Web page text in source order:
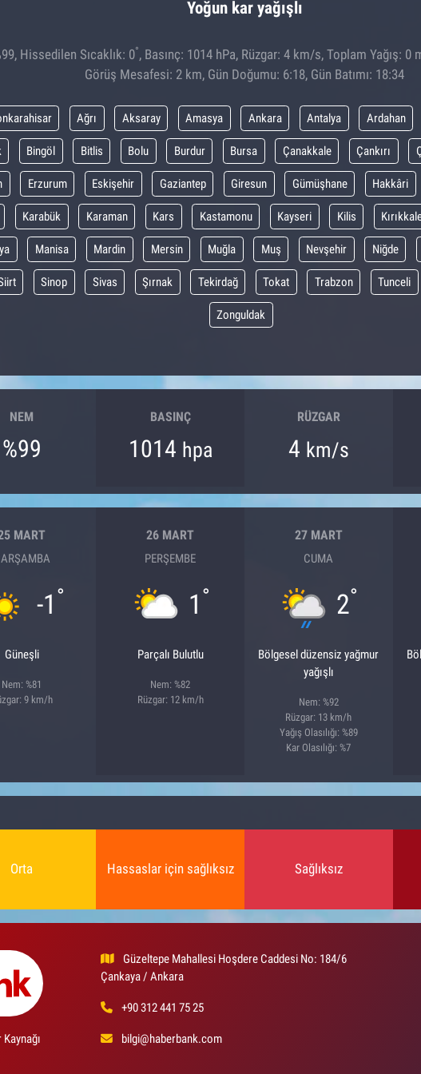
Yoğun kar yağışlı
Hissedilen Sıcaklık: 0°, Basınç: 1014 hPa, Rüzgar: 4 km/s, Toplam Yağış: 0
Görüş Mesafesi: 2 km, Gün Doğumu: 6:18, Gün Batımı: 18:34
Ağrı Aksaray Amasya Ankara Antalya Ardahan
Bingöl Bitlis Bolu Burdur Bursa Çanakkale Çankırı
Erzurum Eskişehir Gaziantep Giresun Gümüşhane Hakkâri
Karabük Karaman Kars Kastamonu Kayseri Kilis
Manisa Mardin Mersin Muğla Muş Nevşehir Niğde
Sinop Sivas Şırnak Tekirdağ Tokat Trabzon Tunceli
Zonguldak
NEM
%99
BASINÇ
1014 hpa
RÜZGAR
4 km/s
MART
-1 °
Güneşli
Nem: %81
9 km/h
26 MART
PERŞEMBE
1 °
Parçalı Bulutlu
Nem: %82
Rüzgar: 12 km/h
27 MART
CUMA
2°
Bölgesel düzensiz yağmur
yağışlı
Nem: %92
Rüzgar: 13 km/h
Yağış Olasılığı: %89
Kar Olasılığı: %7
Orta Hassaslar için sağlıksız Sağlıksız
Güzeltepe Mahallesi Hoşdere Caddesi No: 184/6
Çankaya / Ankara
+90 312 441 75 25
bilgi@haberbank.com